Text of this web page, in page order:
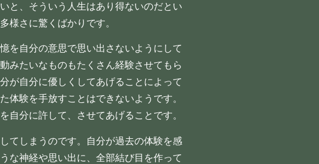
と、そういう人生はあり得ないのだとい
様さに驚くばかりです。
を自分の意思で思い出さないようにして
みたいなものもたくさん経験させてもら
が自分に優しくしてあげることによって
体験を手放すことはできないようです。
自分に許して、させてあげることです。
てしまうのです。自分が過去の体験を感
な神経や思い出に、全部結び目を作って